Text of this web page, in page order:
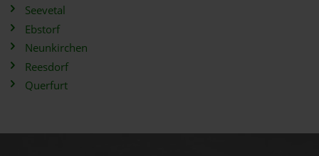
Seevetal
Ebstorf
Neunkirchen
Reesdorf
Querfurt